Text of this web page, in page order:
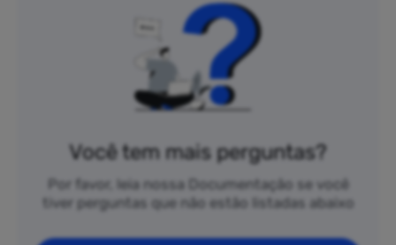
Você tem mais perguntas?
Por favor, leia nossa Documentação se você
tiver perguntas que não estão listadas abaixo